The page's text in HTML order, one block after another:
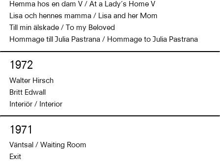
Hemma hos en dam V / At a Lady’s Home V
Lisa och hennes mamma / Lisa and her Mom
Till min älskade / To my Beloved
Hommage till Julia Pastrana / Hommage to Julia Pastrana
1972
Walter Hirsch
Britt Edwall
Interiör / Interior
1971
Väntsal / Waiting Room
Exit